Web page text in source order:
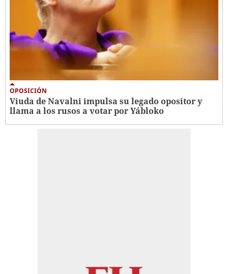
OPOSICIÓN
Viuda de Navalni impulsa su legado opositor y
llama a los rusos a votar por Yábloko